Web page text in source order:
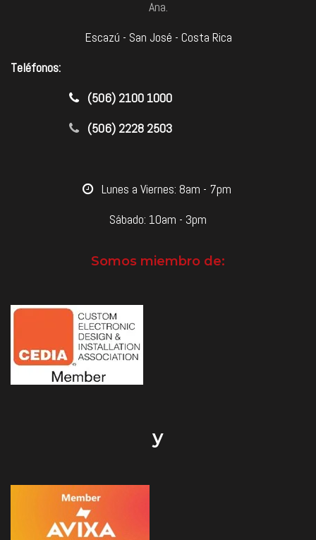
Ana.
Escazú - San José - Costa Rica
Teléfonos:
​(506) 2100 1000
(506) 2228 2503
​Lunes a Viernes: 8am - 7pm
Sábado: 10am - 3pm
Somos miembro de:
y